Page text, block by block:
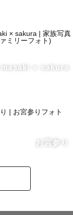
ー撮影・ご還暦
ますので、ご
した！
masaki × sakura
お宮参り